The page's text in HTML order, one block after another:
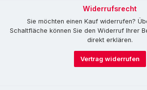
Widerrufsrecht
Sie möchten einen Kauf widerrufen?
Schaltfläche können Sie den Widerruf Ihrer
direkt erklären.
Vertrag widerrufen